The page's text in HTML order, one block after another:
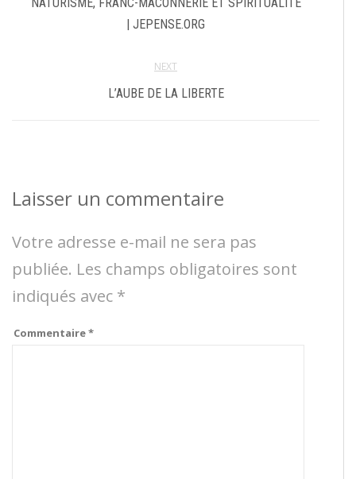
| JEPENSE.ORG
NEXT
L’AUBE DE LA LIBERTE
Laisser un commentaire
Votre adresse e-mail ne sera pas
publiée. Les champs obligatoires sont
indiqués avec *
Commentaire*